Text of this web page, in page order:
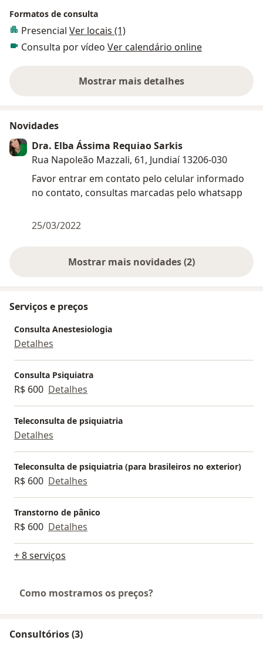
Formatos de consulta
Presencial Ver locais (1)
Consulta por vídeo Ver calendário online
Mostrar mais detalhes
sobre a experiência
Novidades
Dra. Elba Ássima Requiao Sarkis
Rua Napoleão Mazzali, 61, Jundiaí 13206-030
Favor entrar em contato pelo celular informado
no contato, consultas marcadas pelo whatsapp
25/03/2022
Mostrar mais novidades (2)
Serviços e preços
Consulta Anestesiologia
Detalhes
Consulta Psiquiatra
R$ 600 Detalhes
Teleconsulta de psiquiatria
Detalhes
Teleconsulta de psiquiatria (para brasileiros no exterior)
R$ 600 Detalhes
Transtorno de pânico
R$ 600 Detalhes
+ 8 serviços
Como mostramos os preços?
Consultórios (3)